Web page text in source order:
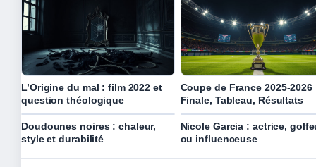
L’Origine du mal : film 2022 et
question théologique
Coupe de France 2025-2026
Finale, Tableau, Résultats
Doudounes noires : chaleur,
style et durabilité
Nicole Garcia : actrice,
ou influenceuse